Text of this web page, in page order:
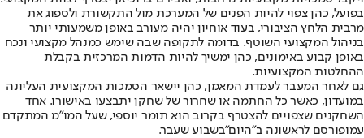
בפועל, כהן צפוי להיות הפנים של המערכת מול התקשורת ולספוג את
מרבית הלחץ הציבורי, בעוד אוחיון יהיה מעורב באופן משמעותי יותר
בניהול המקצועי השוטף. בדומה לתקופה שבה שימש כמנהל מקצועי ונכח
באופן קבוע באימונים, כהן ימשיך להיות הדמות המרכזית בקבלת
ההחלטות המקצועיות.
גם לאחר המעבר לעמדת המאמן, כהן יישאר הסמכות המקצועית העליונה
במועדון, כאשר כל החתמה או שחרור של שחקן יתבצעו באישורו. אחד
השחקנים שצפויים להצטרף בקרוב הוא תומר יוספי, שעל המו"מ המתקדם
עמופורסם לראשונה ב"היום"בשבוע שעבר.